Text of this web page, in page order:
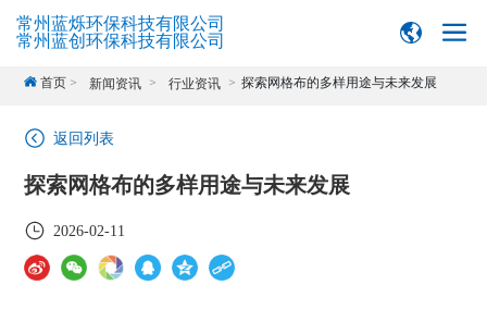
常州蓝烁环保科技有限公司
常州蓝创环保科技有限公司
首页 新闻资讯 行业资讯 探索网格布的多样用途与未来发展
返回列表
探索网格布的多样用途与未来发展
2026-02-11